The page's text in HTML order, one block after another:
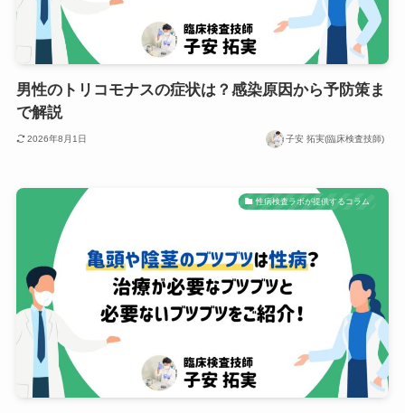
男性のトリコモナスの症状は？感染原因から予防策ま
で解説
2026年8月1日 子安 拓実(臨床検査技師)
性病検査ラボが提供するコラム